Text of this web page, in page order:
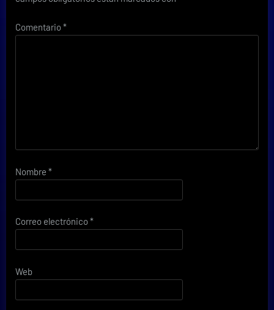
Comentario*
Nombre *
Correo electrónico*
Web